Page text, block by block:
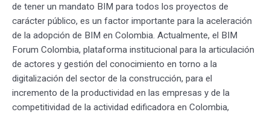
de tener un mandato BIM para todos los proyectos de
carácter público, es un factor importante para la aceleración
de la adopción de BIM en Colombia. Actualmente, el BIM
Forum Colombia, plataforma institucional para la articulación
de actores y gestión del conocimiento en torno a la
digitalización del sector de la construcción, para el
incremento de la productividad en las empresas y de la
competitividad de la actividad edificadora en Colombia,